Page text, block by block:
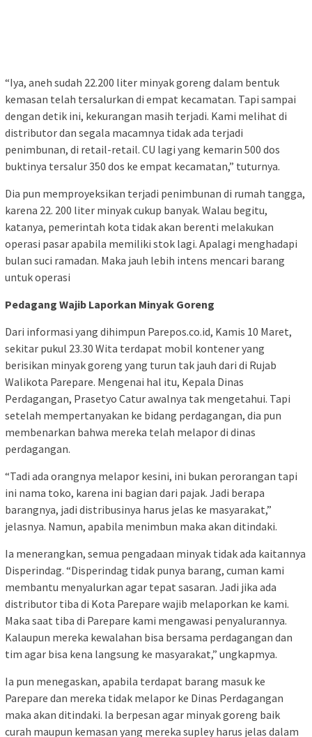
“Iya, aneh sudah 22.200 liter minyak goreng dalam bentuk
kemasan telah tersalurkan di empat kecamatan. Tapi sampai
dengan detik ini, kekurangan masih terjadi. Kami melihat di
distributor dan segala macamnya tidak ada terjadi
penimbunan, di retail-retail. CU lagi yang kemarin 500 dos
buktinya tersalur 350 dos ke empat kecamatan,” tuturnya.
Dia pun memproyeksikan terjadi penimbunan di rumah tangga,
karena 22. 200 liter minyak cukup banyak. Walau begitu,
katanya, pemerintah kota tidak akan berenti melakukan
operasi pasar apabila memiliki stok lagi. Apalagi menghadapi
bulan suci ramadan. Maka jauh lebih intens mencari barang
untuk operasi
Pedagang Wajib Laporkan Minyak Goreng
Dari informasi yang dihimpun Parepos.co.id, Kamis 10 Maret,
sekitar pukul 23.30 Wita terdapat mobil kontener yang
berisikan minyak goreng yang turun tak jauh dari di Rujab
Walikota Parepare. Mengenai hal itu, Kepala Dinas
Perdagangan, Prasetyo Catur awalnya tak mengetahui. Tapi
setelah mempertanyakan ke bidang perdagangan, dia pun
membenarkan bahwa mereka telah melapor di dinas
perdagangan.
“Tadi ada orangnya melapor kesini, ini bukan perorangan tapi
ini nama toko, karena ini bagian dari pajak. Jadi berapa
barangnya, jadi distribusinya harus jelas ke masyarakat,”
jelasnya. Namun, apabila menimbun maka akan ditindaki.
Ia menerangkan, semua pengadaan minyak tidak ada kaitannya
Disperindag. “Disperindag tidak punya barang, cuman kami
membantu menyalurkan agar tepat sasaran. Jadi jika ada
distributor tiba di Kota Parepare wajib melaporkan ke kami.
Maka saat tiba di Parepare kami mengawasi penyalurannya.
Kalaupun mereka kewalahan bisa bersama perdagangan dan
tim agar bisa kena langsung ke masyarakat,” ungkapmya.
Ia pun menegaskan, apabila terdapat barang masuk ke
Parepare dan mereka tidak melapor ke Dinas Perdagangan
maka akan ditindaki. Ia berpesan agar minyak goreng baik
curah maupun kemasan yang mereka supley harus jelas dalam